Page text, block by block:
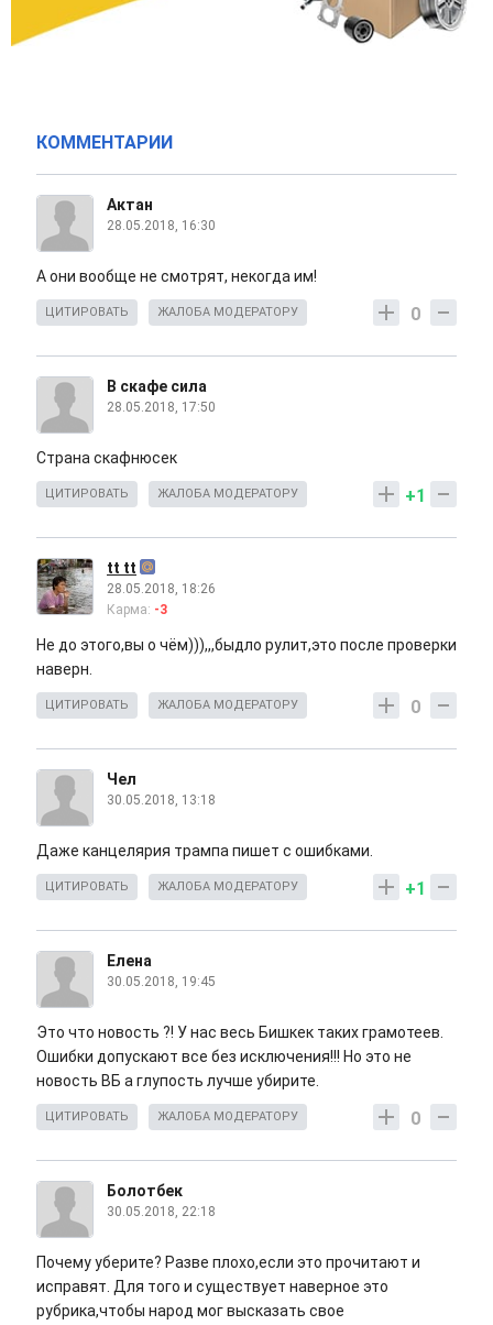
КОММЕНТАРИИ
Актан
28.05.2018, 16:30
А они вообще не смотрят, некогда им!
0
ЦИТИРОВАТЬ ЖАЛОБА МОДЕРАТОРУ
В скафе сила
28.05.2018, 17:50
Страна скафнюсек
+1
ЦИТИРОВАТЬ ЖАЛОБА МОДЕРАТОРУ
tt tt
28.05.2018, 18:26
Карма: -3
Не до этого,вы о чём))),,,быдло рулит,это после проверки
наверн.
0
ЦИТИРОВАТЬ ЖАЛОБА МОДЕРАТОРУ
Чел
30.05.2018, 13:18
Даже канцелярия трампа пишет с ошибками.
+1
ЦИТИРОВАТЬ ЖАЛОБА МОДЕРАТОРУ
Елена
30.05.2018, 19:45
Это что новость ?! У нас весь Бишкек таких грамотеев.
Ошибки допускают все без исключения!!! Но это не
новость ВБ а глупость лучше убирите.
0
ЦИТИРОВАТЬ ЖАЛОБА МОДЕРАТОРУ
Болотбек
30.05.2018, 22:18
Почему уберите? Разве плохо,если это прочитают и
исправят. Для того и существует наверное это
рубрика,чтобы народ мог высказать свое